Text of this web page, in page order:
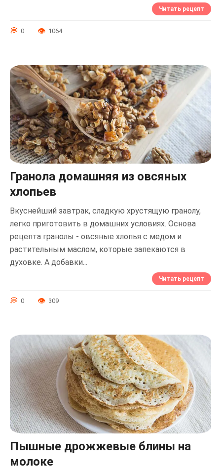
Читать рецепт
0 1064
Гранола домашняя из овсяных
хлопьев
Вкуснейший завтрак, сладкую хрустящую гранолу,
легко приготовить в домашних условиях. Основа
рецепта гранолы - овсяные хлопья с медом и
растительным маслом, которые запекаются в
духовке. А добавки...
Читать рецепт
0 309
Пышные дрожжевые блины на
молоке